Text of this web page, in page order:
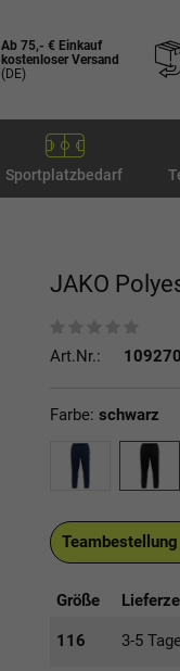
Ab 75,- € Einkauf
kostenloser Versand
(DE)
Sportplatzbedarf
JAKO
Art.Nr.:
Farbe: schwarz
Teambestellung
Größe
116 3-5